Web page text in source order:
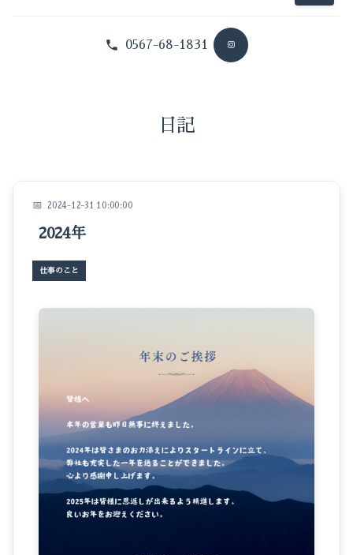
0567-68-1831
山敏のこと
日記
2024-12-31 10:00:00
2024年
仕事のこと